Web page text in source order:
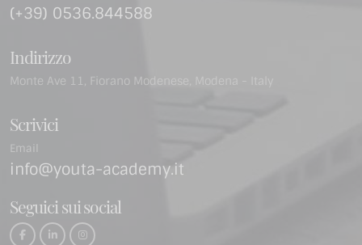
(+39) 0536.844588
Indirizzo
Monte Ave 11, Fiorano Modenese, Modena - Italy
Scrivici
Email
info@youta-academy.it
Seguici sui social